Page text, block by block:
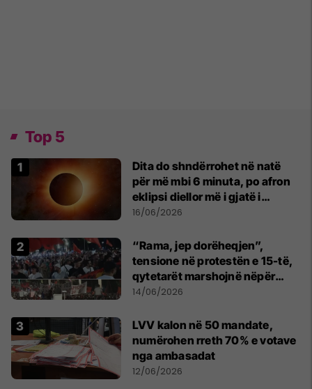
Top 5
Dita do shndërrohet në natë
për më mbi 6 minuta, po afron
eklipsi diellor më i gjatë i
shekullit të 21-të
16/06/2026
“Rama, jep dorëheqjen”,
tensione në protestën e 15-të,
qytetarët marshojnë nëpër
kryeqytet
14/06/2026
LVV kalon në 50 mandate,
numërohen rreth 70% e votave
nga ambasadat
12/06/2026